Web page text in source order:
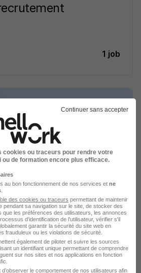
1 job
primeur et le
1 job
Continuer sans accepter
cookies ou traceurs pour rendre votre
ou de formation encore plus efficace.
au bon fonctionnement de nos services et ne
des cookies ou traceurs permettant de maintenir
pendant sa navigation sur le site, de stocker des
que les préférences des utilisateurs, les annonces
d'identification de l'utilisateur, vérifier s'il
garantir la sécurité du site web en
frauduleux ou les violations de sécurité.
également de piloter et suivre les sources
un identifiant unique permettant de comprendre
sur nos sites et nos applications en fonction
le comportement de nos utilisateurs afin